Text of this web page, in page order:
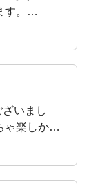
す。こ
いまし
ゃ楽しかっ
バランス
、しっか